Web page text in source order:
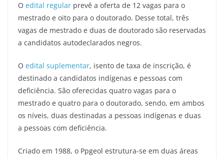
O edital regular prevê a oferta de 12 vagas para o
mestrado e oito para o doutorado. Desse total, três
vagas de mestrado e duas de doutorado são reservadas
a candidatos autodeclarados negros.
O edital suplementar, isento de taxa de inscrição, é
destinado a candidatos indígenas e pessoas com
deficiência. São oferecidas quatro vagas para o
mestrado e quatro para o doutorado, sendo, em ambos
os níveis, duas destinadas a pessoas indígenas e duas
a pessoas com deficiência.
Criado em 1988, o Ppgeol estrutura-se em duas áreas